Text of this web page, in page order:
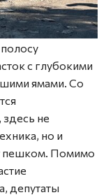
с глубокими
ямами. Со
не
но и
пешком. Помимо
депутаты